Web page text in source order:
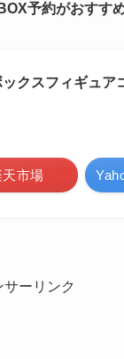
予約がおすす
クスフィギュア
天市場
サーリンク